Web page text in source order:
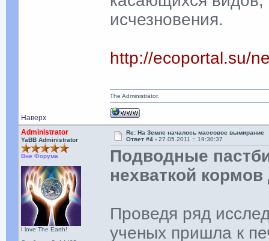
исчезновения.
http://ecoportal.su/
Наверх
The Administrator.
Administrator
YaBB Administrator
Вне Форума
I love The Earth!
Re: На Земле началось массовое вымирание
Ответ #4 -27.05.2011 :: 19:30:37
Подводные
нехваткой
Проведя ряд
ученых пришла к